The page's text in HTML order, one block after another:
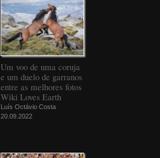
Um voo de uma coruja
e um duelo de garranos
entre as melhores fotos
Wiki Loves Earth
Luís Octávio Costa
20.09.2022